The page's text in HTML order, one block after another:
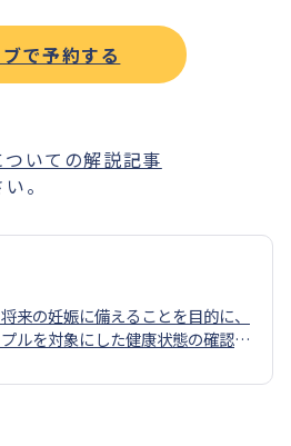
で予約する
いての解説記事
。
来の妊娠に備えることを目的に、
ルを対象にした健康状態の確認の